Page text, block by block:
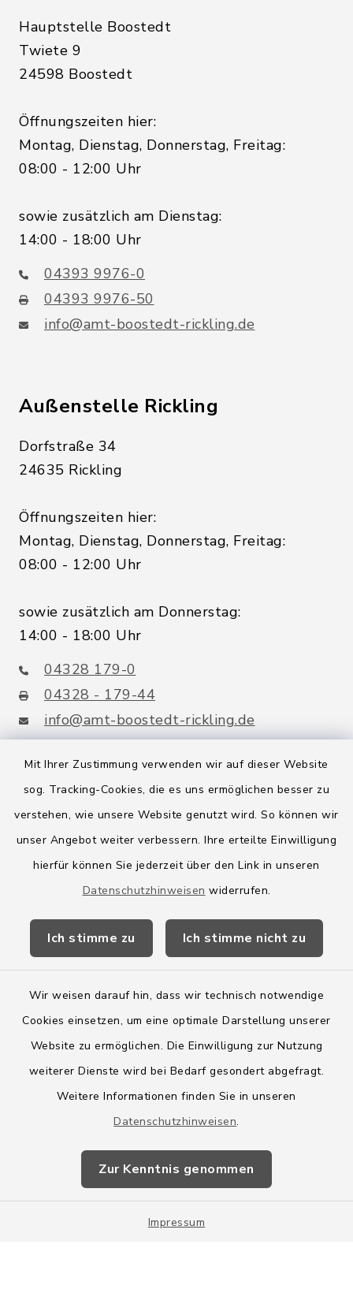
Mit Ihrer Zustimmung verwenden wir auf dieser Website
sog. Tracking-Cookies, die es uns ermöglichen besser zu
verstehen, wie unsere Website genutzt wird. So können wir
unser Angebot weiter verbessern. Ihre erteilte Einwilligung
hierfür können Sie jederzeit über den Link in unseren
Datenschutzhinweisen widerrufen.
Ich stimme zu Ich stimme nicht zu
Wir weisen darauf hin, dass wir technisch notwendige
Cookies einsetzen, um eine optimale Darstellung unserer
Website zu ermöglichen. Die Einwilligung zur Nutzung
weiterer Dienste wird bei Bedarf gesondert abgefragt.
Weitere Informationen finden Sie in unseren
Datenschutzhinweisen.
Zur Kenntnis genommen
Impressum
Hauptstelle Boostedt
Twiete 9
24598 Boostedt
Öffnungszeiten hier:
Montag, Dienstag, Donnerstag, Freitag:
08:00 - 12:00 Uhr
sowie zusätzlich am Dienstag:
14:00 - 18:00 Uhr
04393 9976-0
04393 9976-50
info@amt-boostedt-rickling.de
Außenstelle Rickling
Dorfstraße 34
24635 Rickling
Öffnungszeiten hier:
Montag, Dienstag, Donnerstag, Freitag:
08:00 - 12:00 Uhr
sowie zusätzlich am Donnerstag:
14:00 - 18:00 Uhr
04328 179-0
04328 - 179-44
info@amt-boostedt-rickling.de
Quicklinks
Amt Boostedt-Rickling
Amtsbroschüre
Wege-Zweckverband
Barrierefreiheit
Impressum
Sitemap